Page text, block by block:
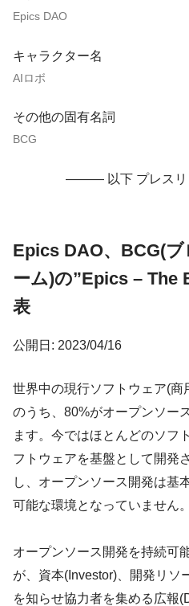
Epics DAO
キャラクター名
AIロボ
その他の固有名詞
BCG
——— 以下 プレス
Epics DAO、BCG(
ーム)の”Epics – The
表
公開日: 2023/04/16
世界中の現行ソフトウェア(商
のうち、80%がオープンソー
ます。今ではほとんどのソフ
フトウェアを基盤として開発
し、オープンソース開発は基
可能な環境となっていません。
オープンソース開発を持続可
が、資本(Investor)、開発リソ
を知らせ協力者を集める広報